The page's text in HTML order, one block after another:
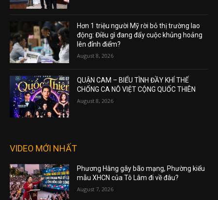
Hơn 1 triệu người Mỹ rời bỏ thị trường lao
động: Điều gì đang đẩy cuộc khủng hoảng
lên đỉnh điểm?
August 8, 2026
QUẬN CAM – BIỂU TÌNH ĐẦY KHÍ THẾ
CHỐNG CA NÔ VIỆT CỘNG QUỐC THIÊN
August 8, 2026
VIDEO MỚI NHẤT
Phương Hằng gây bão mạng, Phường kiểu
mẫu XHCN của Tô Lâm đi về đâu?
August 7, 2026